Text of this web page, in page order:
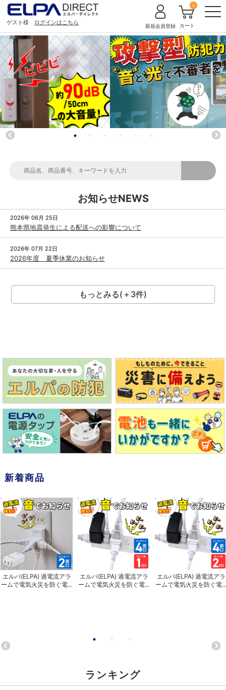
ゲスト様 ログインはこちら 新規会員登録 カート
0
お知らせNEWS
2026年 06月 25日
熊本県地震発生による配送への影響について
2026年 07月 22日
2026年度 夏季休業のお知らせ
もっとみる(＋3件)
新着商品
エルパ(ELPA) 過電流アラ
ームで電気火災を防ぐ電...
エルパ(ELPA) 過電流アラ
ームで電気火災を防ぐ電...
エルパ(ELPA) 過電流アラ
ームで電気火災を防ぐ電
ランキング